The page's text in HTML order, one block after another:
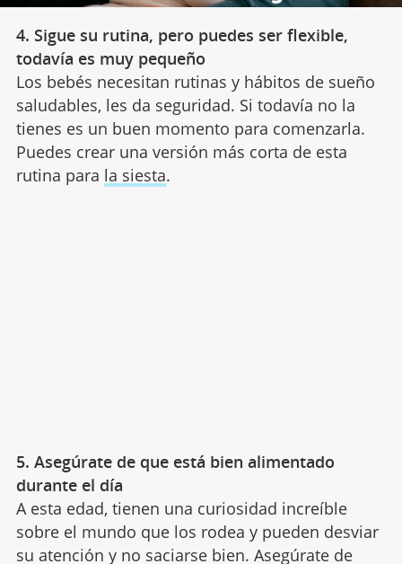
4. Sigue su rutina, pero puedes ser flexible,
todavía es muy pequeño
Los bebés necesitan rutinas y hábitos de sueño
saludables, les da seguridad. Si todavía no la
tienes es un buen momento para comenzarla.
Puedes crear una versión más corta de esta
rutina para la siesta.
5. Asegúrate de que está bien alimentado
durante el día
A esta edad, tienen una curiosidad increíble
sobre el mundo que los rodea y pueden desviar
su atención y no saciarse bien. Asegúrate de